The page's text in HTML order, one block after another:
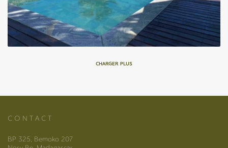
CHARGER PLUS
C O N T A C T
BP 325, Bemoko 207